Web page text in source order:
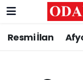
Resmi İlan
Nöbetçi